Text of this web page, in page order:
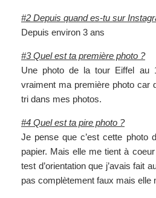
#2 Depuis quand es-tu sur
Depuis environ 3 ans
#3 Quel est ta première photo ?
Une photo de la tour Eiffel au
vraiment ma première photo car
tri dans mes photos.
#4 Quel est ta pire photo ?
Je pense que c’est cette photo
papier. Mais elle me tient à
test d’orientation que j’avais fait
pas complètement faux mais elle